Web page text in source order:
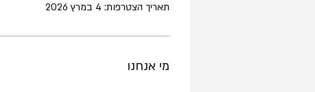
תאריך הצטרפות: 4 במרץ 2026
מי אנחנו